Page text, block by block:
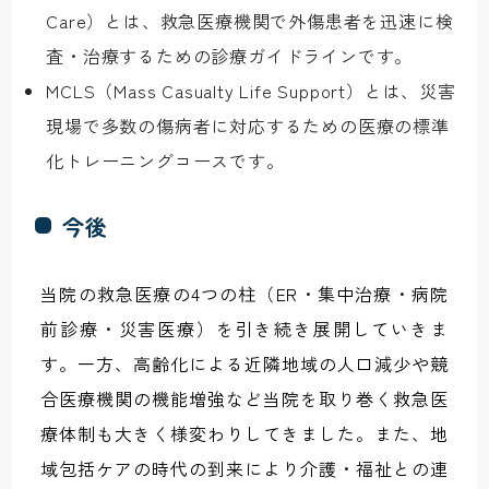
Care）とは、救急医療機関で外傷患者を迅速に検
査・治療するための診療ガイドラインです。
MCLS（Mass Casualty Life Support）とは、災害
現場で多数の傷病者に対応するための医療の標準
化トレーニングコースです。
今後
当院の救急医療の4つの柱（ER・集中治療・病院
前診療・災害医療）を引き続き展開していきま
す。一方、高齢化による近隣地域の人口減少や競
合医療機関の機能増強など当院を取り巻く救急医
療体制も大きく様変わりしてきました。また、地
域包括ケアの時代の到来により介護・福祉との連